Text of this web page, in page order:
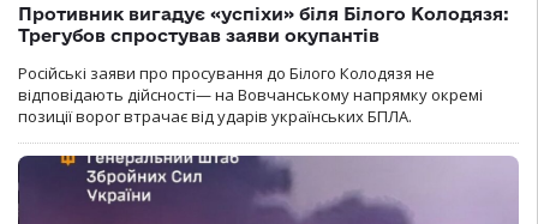
Противник вигадує «успіхи» біля Білого Колодязя:
Трегубов спростував заяви окупантів
Російські заяви про просування до Білого Колодязя не
відповідають дійсності— на Вовчанському напрямку окремі
позиції ворог втрачає від ударів українських БПЛА.